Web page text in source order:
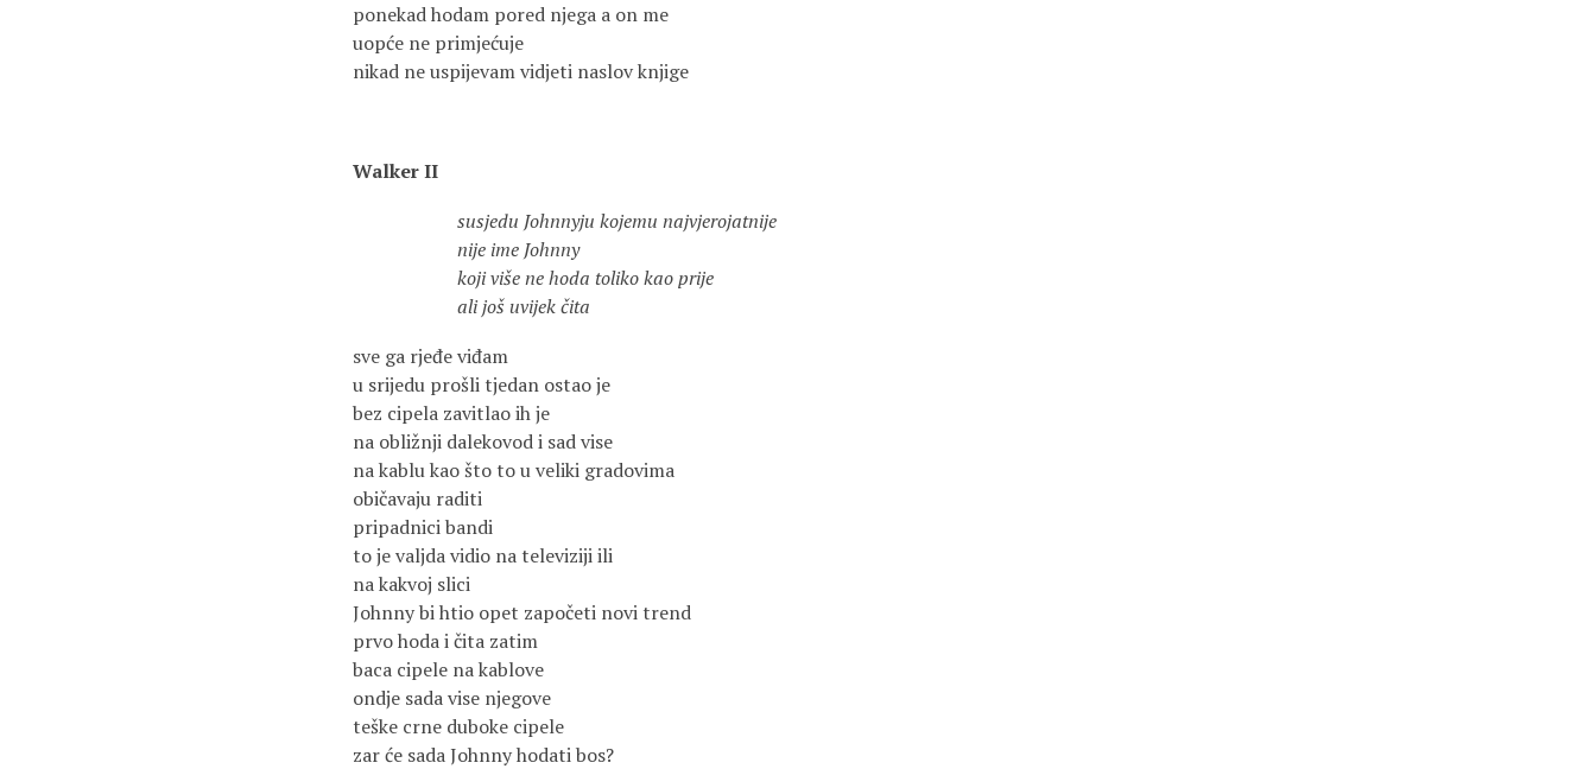
ponekad hodam pored njega a on me
uopće ne primjećuje
nikad ne uspijevam vidjeti naslov knjige
Walker II
susjedu Johnnyju kojemu najvjerojatnije
nije ime Johnny
koji više ne hoda toliko kao prije
ali još uvijek čita
sve ga rjeđe viđam
u srijedu prošli tjedan ostao je
bez cipela zavitlao ih je
na obližnji dalekovod i sad vise
na kablu kao što to u veliki gradovima
običavaju raditi
pripadnici bandi
to je valjda vidio na televiziji ili
na kakvoj slici
Johnny bi htio opet započeti novi trend
prvo hoda i čita zatim
baca cipele na kablove
ondje sada vise njegove
teške crne duboke cipele
zar će sada Johnny hodati bos?